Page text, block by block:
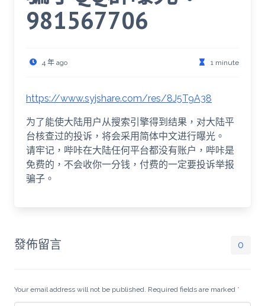
981567706
4 年 ago 1 minute
https://www.syjshare.com/res/8J5T9A38
为了能使大陆用户从搜索引擎得到结果，对大陆平
台核查过的投诉，将会采用简体中文进行曝光。
请牢记，哔咔在大陆任何平台都没有账户，哔咔是
免费的，不会收你一分钱，付费的一定要投诉举报
骗子。
發佈留言 0
Your email address will not be published. Required fields are marked *